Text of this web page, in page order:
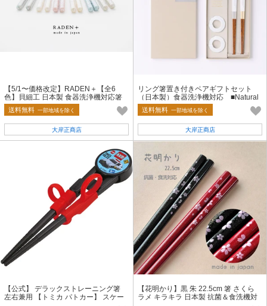
【5/1〜価格改定】RADEN＋【全6
色】貝細工 日本製 食器洗浄機対応箸
螺鈿 あわび貝 おしゃれ 細身箸
送料無料 一部地域を除く
大岸正商店
リング箸置き付きペアギフトセット
（日本製）食器洗浄機対応 ■Natural
Day 【モダン】
送料無料 一部地域を除く
大岸正商店
【公式】 デラックストレーニング箸
左右兼用 【トミカ パトカー】 スケー
【花明かり】黒 朱 22.5cm 箸 さくら
ラメ キラキラ 日本製 抗菌＆食洗機対